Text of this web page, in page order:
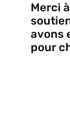
Merci
avons
pour